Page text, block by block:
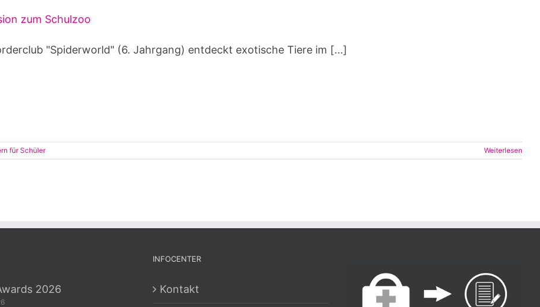
zum Schulzoo
"Spiderworld" (6. Jahrgang) entdeckt exotische Tiere im [...]
für Schüler Weiterlesen
2026
INFOCENTER
Kontakt